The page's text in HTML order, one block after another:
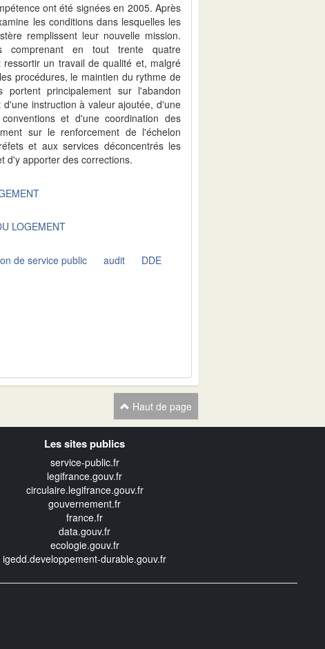
ont été signées en 2005. Après
les conditions dans lesquelles les
remplissent leur nouvelle mission.
comprenant en tout trente quatre
un travail de qualité et, malgré
procédures, le maintien du rythme de
portent principalement sur l'abandon
instruction à valeur ajoutée, d'une
et d'une coordination des
sur le renforcement de l'échelon
et aux services déconcentrés les
d'y apporter des corrections.
LOGEMENT
de service public audit
DDE
Haut de page
Les sites publics
service-public.fr
legifrance.gouv.fr
circulaire.legifrance.gouv.fr
gouvernement.fr
france.fr
data.gouv.fr
ecologie.gouv.fr
igedd.developpement-durable.gouv.fr